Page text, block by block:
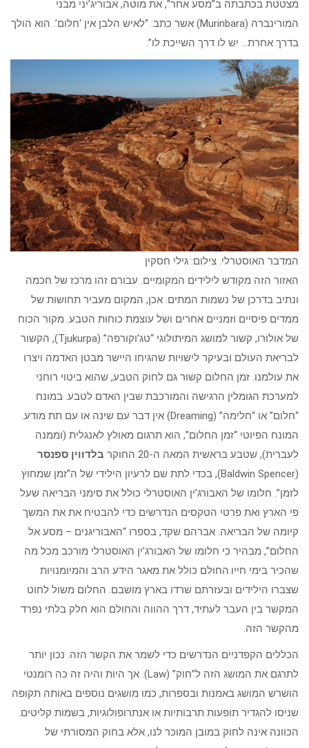
מצטטת בכתבתה ב”מסע אחר”, את מוֹטה, אבוריג’יני מבני
המורינברה (Murinbara) אשר כתב: “לאיש הלבן אין ‘חלום’. הוא הולך
בדרך אחרת… יש לו דרך השייכת לו”.
המדבר האוסטרלי. צילום: גילי חסקין
האזור הזה מקודש לילידים המקומיים. עבורם זהו מרכז של חכמה
ונתיב בדרכן של נשמות המתים. אכן, המקום מעביר תחושות של
ממדים פיסיים וזמניים אחרים ושל עוצמת כוחות הטבע. מקור הכוח
של אולורו, קשור למושג המיתולוגי “טג’וקורפה” (Tjukurpa), הקשור
לבריאת העולם ובעיקר לישויות שהגיחו היישר מבטן האדמה ויצרו
את עולמנו. זמן החלום קשור גם לחוק הטבע, שהוא ביטוי רוחני
למערכת הגומלין הרגישה והמורכבת שבין האדם לטבע. במונח
“חלום” או “חלימה” (Dreaming) אין דבר עם שינה או עם תת מודע.
המונח הפיוטי “זמן החלום”, הוא תרגום מאולץ לאנגלית (וממנה
לעברית), שטבע בראשית המאה ה-20 החוקר
בלדווין ספנסר
(Baldwin Spencer), בכדי לתת שם לרעיון הילידי של ה”זמן שמחוץ
לזמן”. חלומו של האבורג’ין האוסטרלי כולל את סימני הבריאה שעל
פי הארץ ואת פרטי הטקסים הנדרשים כדי להבטיח את את המשך
קיומה של הבריאה. אברהם שקד, בספרו “האבוריגנים – מסע אל
החלום”, מבהיר כי חלומו של האבורג’ין האוסטרלי מורכב מכל מה
שהכיר בימי חייו.החולם כולל את מאגר הידע הרב והמיומנויות
שצברו הילידים ובעזרתם שרדו בארץ מושבם. החלום משול לחוט
המקשר בין העבר לעתיד, דרך ההווה והחולם הוא חלק בלתי נפרד
מהקשר הזה.
הכללים הקפדניים הנדרשים כדי לשמר את הקשר הזה. נכון יותר
לתרגם את המושג הזה ל”חוק” (Law). אך היות והיה זה כה רומנטי
הושרש המושג באמנות ובספרות, כמו מושגים נוספים באותה תקופה
שניסו להגדיר תופעות תרבותיות או אנתרופולוגיות, בשמות קליטים.
הכוונה אינה לחוק במובן המוכר לנו, אלא בחוק המסורתי של